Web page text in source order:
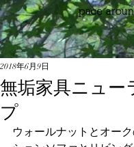
無垢家具ニュー
プ
2018年6月9日
ウォールナットとオー